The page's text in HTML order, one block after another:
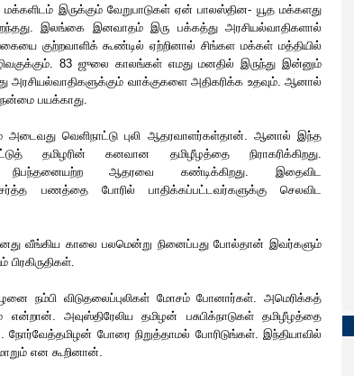
இருக்கும் வேறுபாடுகள் ஏன் பாலஸ்தின- யூத மக்களது
இலங்கை இனவாதம் இரு பக்கத்து அரசியல்வாதிகளால்
குற்றவாளிக் கூண்டில் ஏற்றினால் சிங்கள மக்கள் மத்தியில்
83 ஜுலை காலங்கள் எமது மனதில் இருந்து இன்னும்
அரசியல்வாதிகளுக்கும் வாக்குகளை அதிகரிக்க உதவும். ஆனால்
நன்மை பயக்காது.
அடைவது வெளிநாட்டு புலி ஆதரவாளர்கள்தான். ஆனால் இந்த
தமிழரின் கனவான தமிழீழத்தை நிராகரிக்கிறது.
நிபந்தனையற்ற ஆதரவை கண்டிக்கிறது. இதைவிட
பணத்தை போரில் பாதிக்கப்பட்டவர்களுக்கு செலவிட
வீங்கிய காலை பலமென்று நினைப்பது போல்தான் இவர்களும்
நம்பி விடுதலைப்புலிகள் மோசம் போனார்கள். அமெரிக்கத்
அவுஸ்திரேலிய தமிழன் பசுபிக்நாடுகள் தமிழீழத்தை
நோர்வேத்தமிழன் போரை நிறுத்தாமல் போரிடுங்கள். இந்தியாவில்
என கூறினான்.